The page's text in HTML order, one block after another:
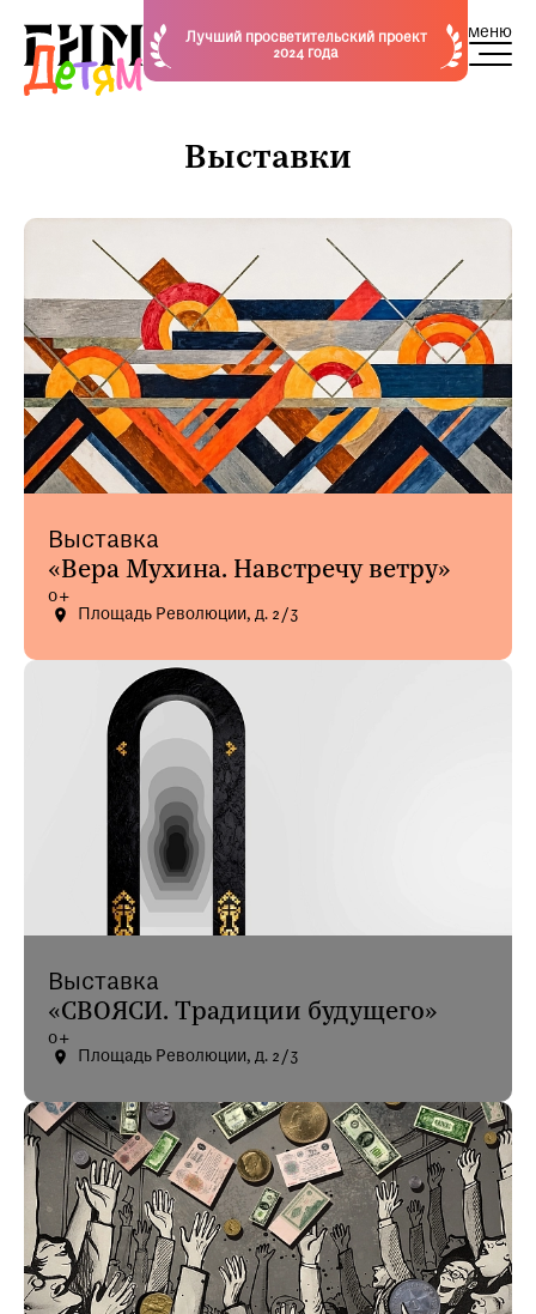
Лучший просветительский проект
2024 года
меню
Выставки
Выставка
«Вера Мухина. Навстречу ветру»
0+
Площадь Революции, д. 2/3
Выставка
«СВОЯСИ. Традиции будущего»
0+
Площадь Революции, д. 2/3